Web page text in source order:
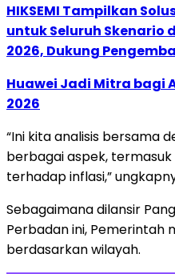
HIKSEMI Tampilkan
untuk Seluruh Skenario
2026, Dukung
Huawei Jadi Mitra bagi
2026
“Ini kita analisis bersama
berbagai aspek,
terhadap inflasi,”
Sebagaimana dilansir
Perbadan ini, Pemerintah
berdasarkan wilayah.